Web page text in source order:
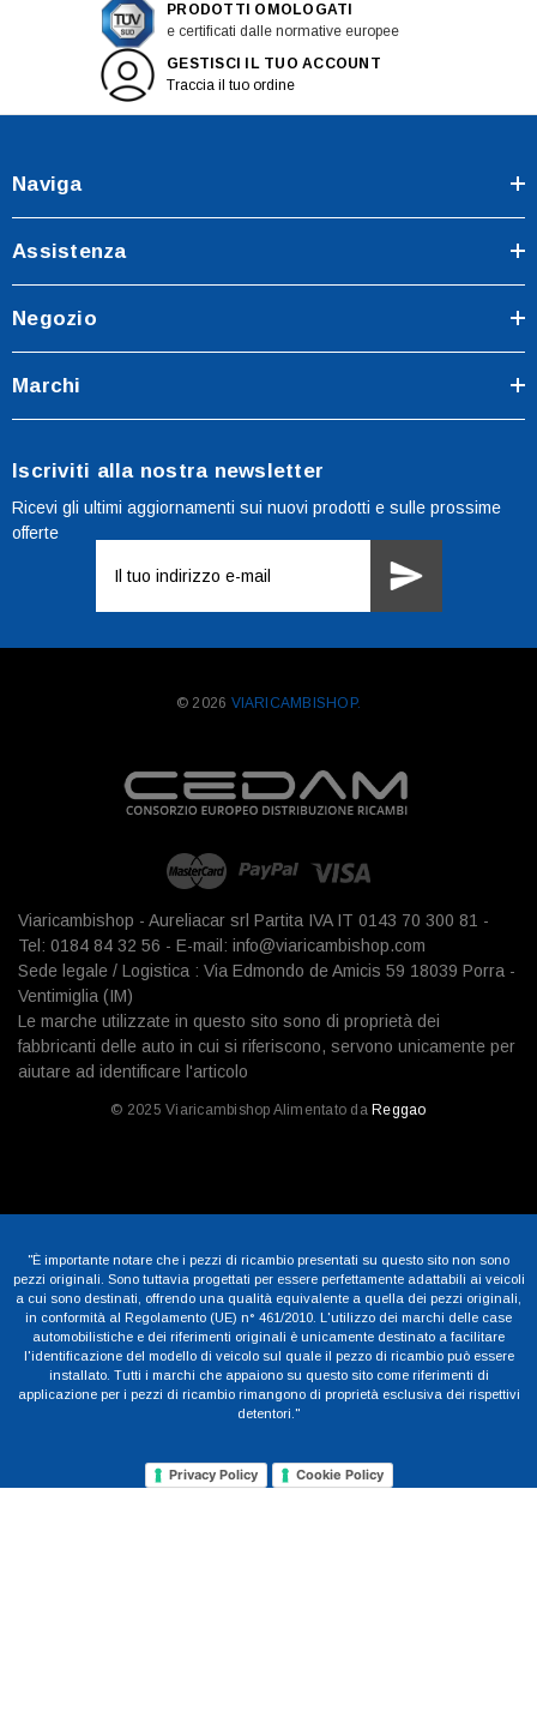
PRODOTTI OMOLOGATI
e certificati dalle normative europee
GESTISCI IL TUO ACCOUNT
Traccia il tuo ordine
Naviga
Assistenza
Negozio
Marchi
Iscriviti alla nostra newsletter
Ricevi gli ultimi aggiornamenti sui nuovi prodotti e sulle prossime
offerte
mail
© 2026 VIARICAMBISHOP.
Viaricambishop - Aureliacar srl Partita IVA IT 0143 70 300 81 -
Tel: 0184 84 32 56 - E-mail: info@viaricambishop.com
Sede legale / Logistica : Via Edmondo de Amicis 59 18039 Porra -
Ventimiglia (IM)
Le marche utilizzate in questo sito sono di proprietà dei
fabbricanti delle auto in cui si riferiscono, servono unicamente per
aiutare ad identificare l'articolo
© 2025 Viaricambishop Alimentato da Reggao
"È importante notare che i pezzi di ricambio presentati su questo sito non sono
pezzi originali. Sono tuttavia progettati per essere perfettamente adattabili ai veicoli
a cui sono destinati, offrendo una qualità equivalente a quella dei pezzi originali,
in conformità al Regolamento (UE) n° 461/2010. L'utilizzo dei marchi delle case
automobilistiche e dei riferimenti originali è unicamente destinato a facilitare
l'identificazione del modello di veicolo sul quale il pezzo di ricambio può essere
installato. Tutti i marchi che appaiono su questo sito come riferimenti di
applicazione per i pezzi di ricambio rimangono di proprietà esclusiva dei rispettivi
detentori."
Privacy Policy Cookie Policy